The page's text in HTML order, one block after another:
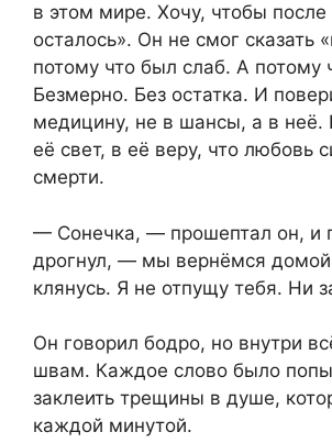
в этом мире. Хочу, чтобы после
осталось». Он не смог сказать
потому что был слаб. А потому
Безмерно. Без остатка. И
медицину, не в шансы, а в неё.
её свет, в её веру, что любовь
смерти.
— Сонечка, — прошептал он, и
дрогнул, — мы вернёмся
клянусь. Я не отпущу тебя. Ни
Он говорил бодро, но внутри
швам. Каждое слово было
заклеить трещины в душе,
каждой минутой.